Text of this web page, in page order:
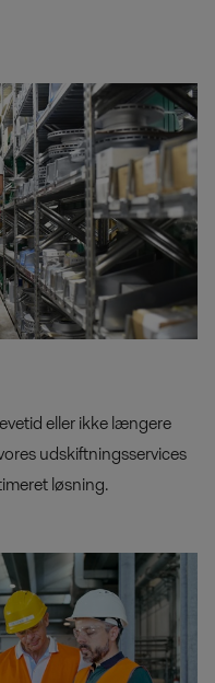
eller ikke længere
udskiftningsservices
løsning.